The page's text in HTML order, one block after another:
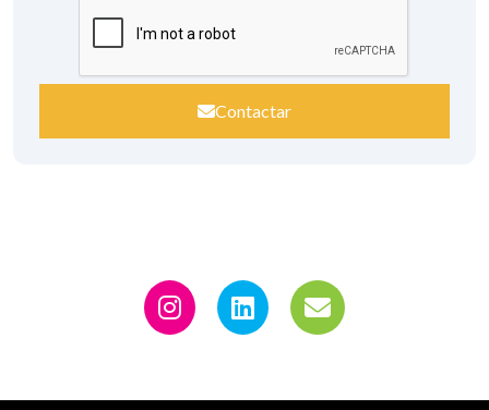
Contactar